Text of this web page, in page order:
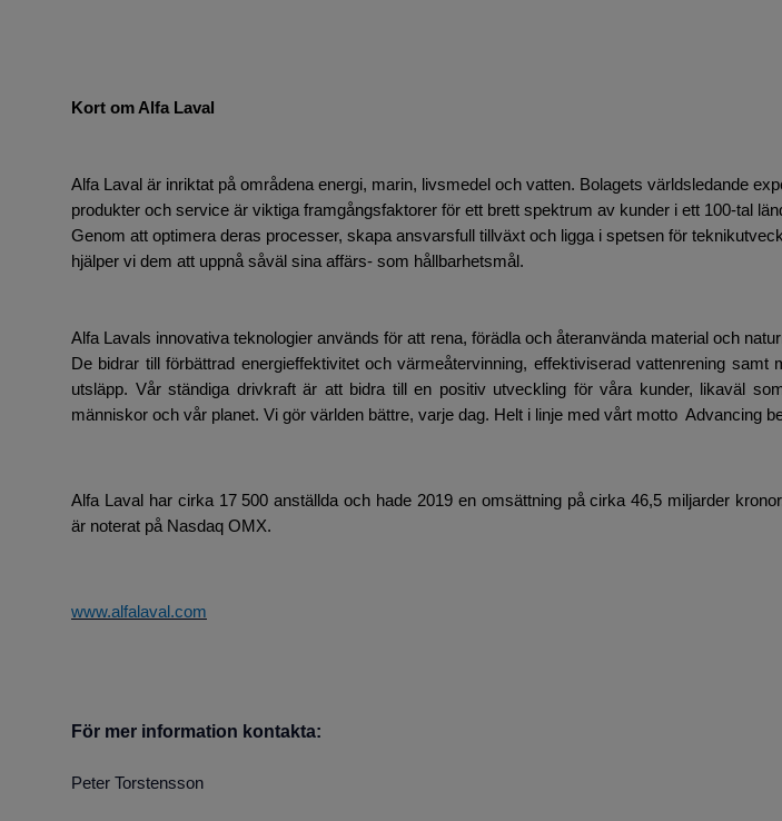
Kort om Alfa Laval
Alfa Laval är inriktat på områdena energi, marin, livsmedel och vatten. Bolagets världsledande
produkter och service är viktiga framgångsfaktorer för ett brett spektrum av kunder i ett 100-tal
Genom att optimera deras processer, skapa ansvarsfull tillväxt och ligga i spetsen för
hjälper vi dem att uppnå såväl sina affärs- som hållbarhetsmål.
Alfa Lavals innovativa teknologier används för att rena, förädla och återanvända material och
De bidrar till förbättrad energieffektivitet och värmeåtervinning, effektiviserad vattenrening samt
utsläpp. Vår ständiga drivkraft är att bidra till en positiv utveckling för våra kunder, likaväl
människor och vår planet. Vi gör världen bättre, varje dag. Helt i linje med vårt motto Advancing
Alfa Laval har cirka 17 500 anställda och hade 2019 en omsättning på cirka 46,5 miljarder
är noterat på Nasdaq OMX.
www.alfalaval.com
För mer information kontakta:
Peter Torstensson